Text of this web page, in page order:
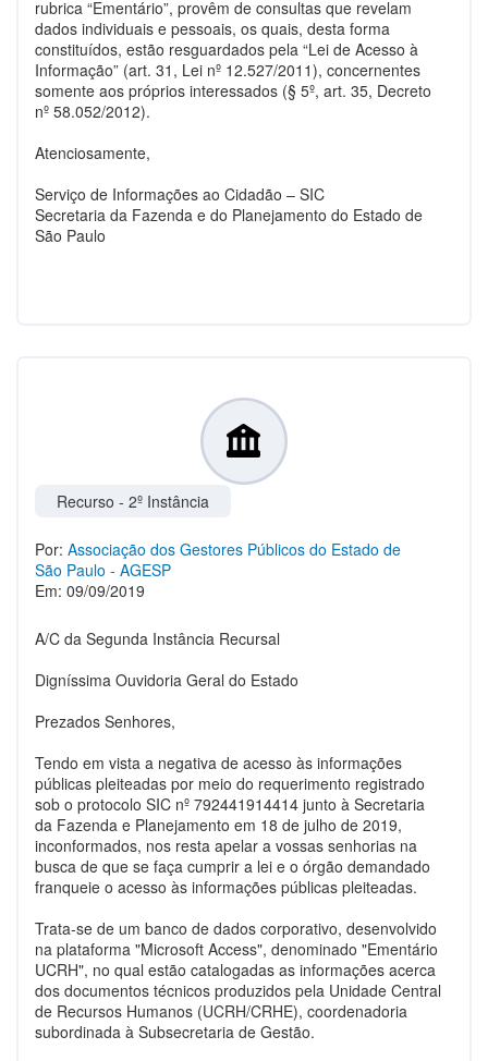
rubrica “Ementário”, provêm de consultas que revelam
dados individuais e pessoais, os quais, desta forma
constituídos, estão resguardados pela “Lei de Acesso à
Informação” (art. 31, Lei nº 12.527/2011), concernentes
somente aos próprios interessados (§ 5º, art. 35, Decreto
nº 58.052/2012).
Atenciosamente,
Serviço de Informações ao Cidadão – SIC
Secretaria da Fazenda e do Planejamento do Estado de
São Paulo
Recurso - 2º Instância
Por: Associação dos Gestores Públicos do Estado de
São Paulo - AGESP
Em: 09/09/2019
A/C da Segunda Instância Recursal
Digníssima Ouvidoria Geral do Estado
Prezados Senhores,
Tendo em vista a negativa de acesso às informações
públicas pleiteadas por meio do requerimento registrado
sob o protocolo SIC nº 792441914414 junto à Secretaria
da Fazenda e Planejamento em 18 de julho de 2019,
inconformados, nos resta apelar a vossas senhorias na
busca de que se faça cumprir a lei e o órgão demandado
franqueie o acesso às informações públicas pleiteadas.
Trata-se de um banco de dados corporativo, desenvolvido
na plataforma "Microsoft Access", denominado "Ementário
UCRH", no qual estão catalogadas as informações acerca
dos documentos técnicos produzidos pela Unidade Central
de Recursos Humanos (UCRH/CRHE), coordenadoria
subordinada à Subsecretaria de Gestão.